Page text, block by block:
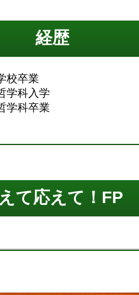
経歴
校卒業
学科入学
学科卒業
て応えて！FP